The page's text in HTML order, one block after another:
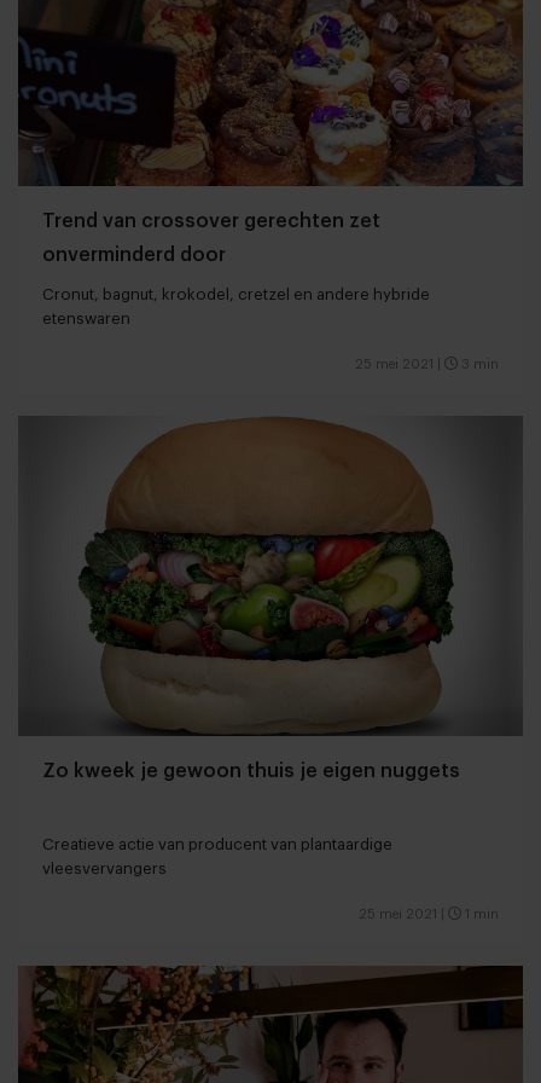
Trend van crossover gerechten zet
onverminderd door
Cronut, bagnut, krokodel, cretzel en andere hybride
etenswaren
25 mei 2021 3 min
Zo kweek je gewoon thuis je eigen nuggets
Creatieve actie van producent van plantaardige
vleesvervangers
25 mei 2021 1 min